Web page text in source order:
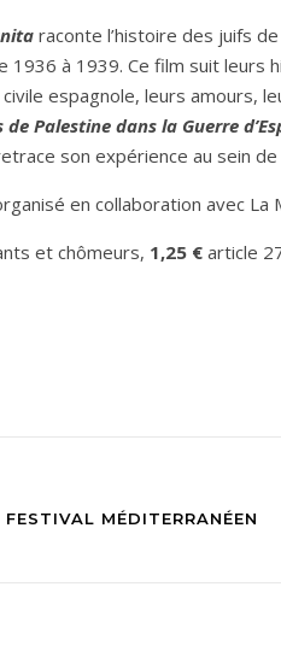
raconte l’histoire des juifs
1936 à 1939. Ce film suit
espagnole, leurs amours,
Palestine dans la Guerre
son expérience au sein
en collaboration avec La
et chômeurs, 1,25 € article
MÉDITERRANÉEN